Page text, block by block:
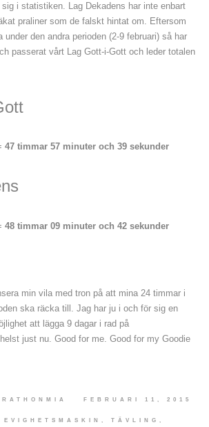
i statistiken. Lag Dekadens har inte enbart
praliner som de falskt hintat om. Eftersom
under den andra perioden (2-9 februari) så har
passerat vårt Lag Gott-i-Gott och leder totalen
47 timmar 57 minuter och 39 sekunder
48 timmar 09 minuter och 42 sekunder
min vila med tron på att mina 24 timmar i
ska räcka till. Jag har ju i och för sig en
att lägga 9 dagar i rad på
just nu. Good for me. Good for my Goodie
FEBRUARI 11, 2015
EVIGHETSMASKIN,TÄVLING,